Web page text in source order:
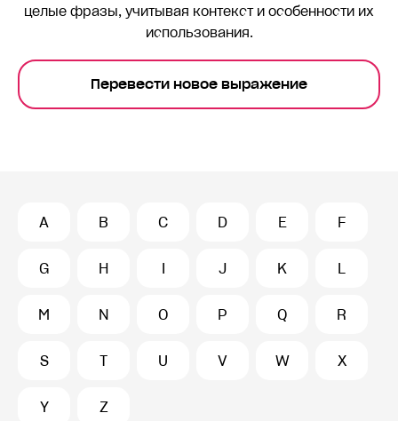
целые фразы, учитывая контекст и особенности их
использования.
Перевести новое выражение
A B C D E F
G H I J K L
M N O P Q R
S T U V W X
Y Z